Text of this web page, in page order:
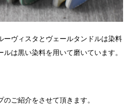
ーヴィスタとヴェールタンドルは染料
は黒い染料を用いて磨いています。
ご紹介をさせて頂きます。